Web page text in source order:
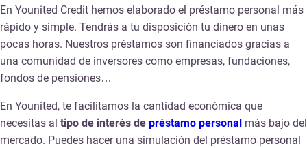
En Younited Credit hemos elaborado el préstamo personal más
rápido y simple. Tendrás a tu disposición tu dinero en unas
pocas horas. Nuestros préstamos son financiados gracias a
una comunidad de inversores como empresas, fundaciones,
fondos de pensiones…
En Younited, te facilitamos la cantidad económica que
necesitas al tipo de interés de préstamo personal más bajo del
mercado. Puedes hacer una simulación del préstamo personal